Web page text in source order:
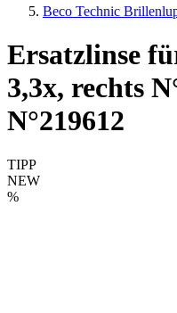
Beco Technic
Ersatzlinse
3,3x, rechts
N°219612
TIPP
NEW
%